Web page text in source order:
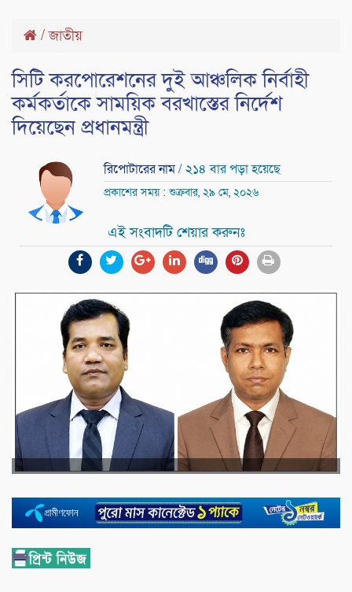
/জাতীয়
সিটি করপোরেশনের দুই আঞ্চলিক নির্বাহী
কর্মকর্তাকে সাময়িক বরখাস্তের নির্দেশ
দিয়েছেন প্রধানমন্ত্রী
রিপোটারের নাম/ ২১৪ বার পড়া হয়েছে
প্রকাশের সময় : শুক্রবার, ২৯ মে, ২০২৬
এই সংবাদটি শেয়ার করুনঃ